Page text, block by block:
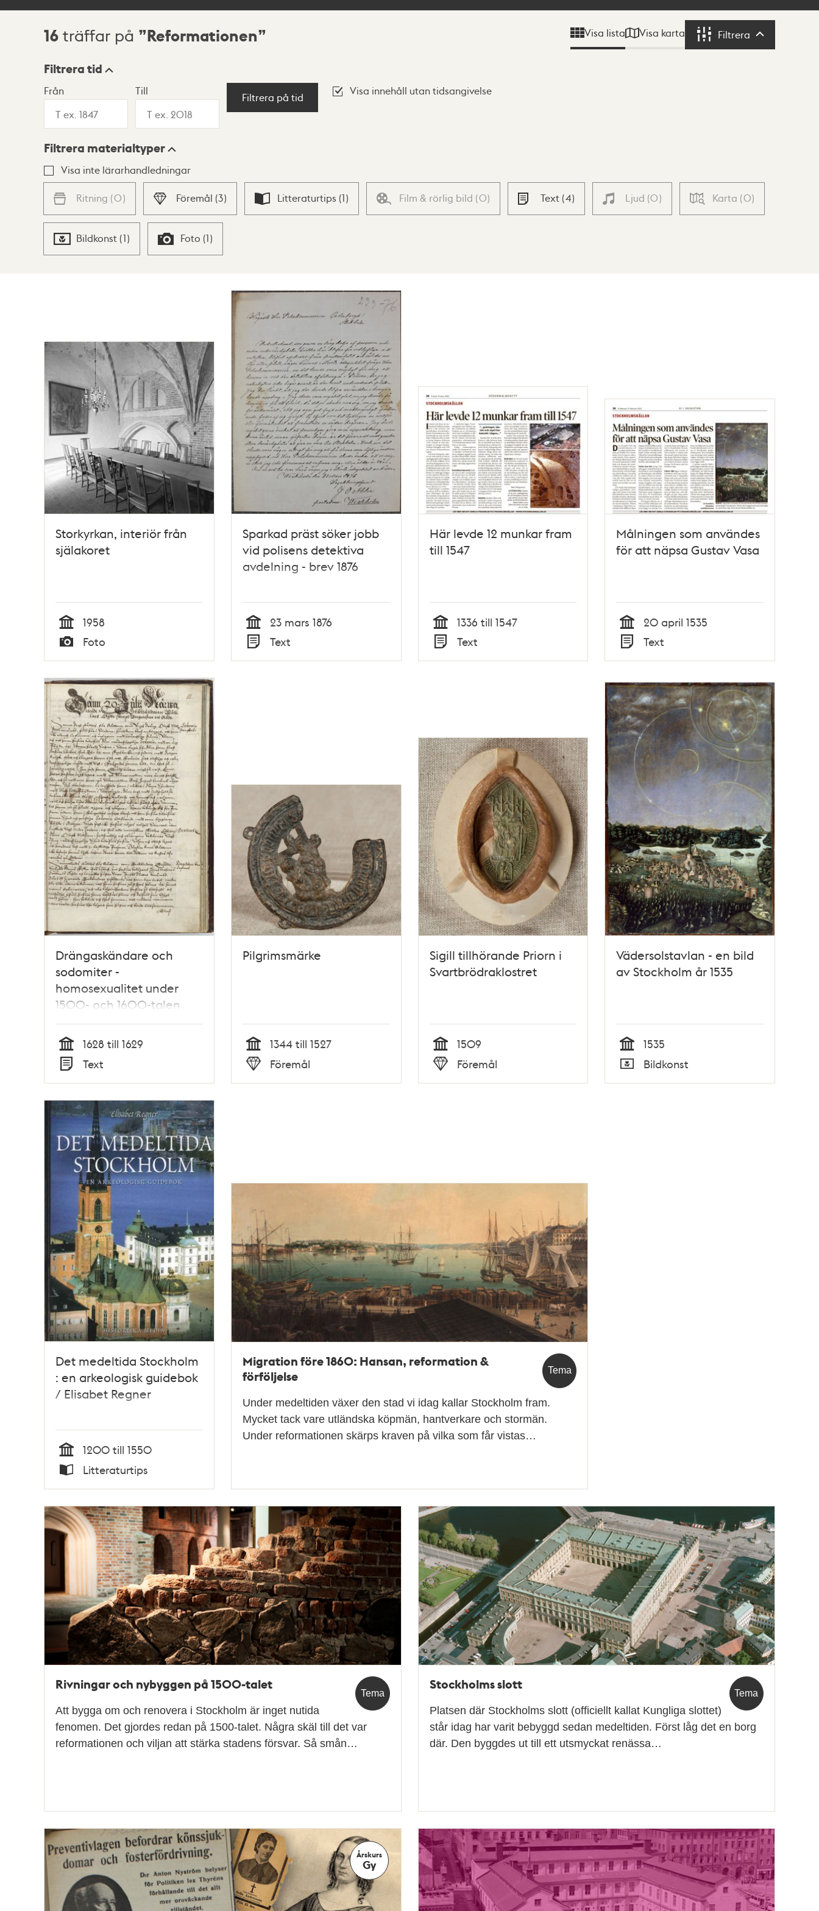
Sökresultat
16 träffar på Reformationen Visa lista Visa karta Filtrera Filtrera
Visningsläge
Lista Karta
Filtrera tid
Från Till
Filtrera på tid
Visa innehåll utan tidsangivelse
Filtrera materialtyper
Visa inte lärarhandledningar
Ritning (0) Föremål (3) Litteraturtips (1) Film & rörlig bild (0) Text (4) Ljud (0) Karta (0)
Bildkonst (1) Foto (1)
Storkyrkan, interiör från
själakoret
Tid
1958
Typ
Foto
Sparkad präst söker jobb
vid polisens detektiva
avdelning - brev 1876
Tid
23 mars 1876
Typ
Text
Här levde 12 munkar fram
till 1547
Tid
1336 till 1547
Typ
Text
Målningen som användes
för att näpsa Gustav Vasa
Tid
20 april 1535
Typ
Text
Drängaskändare och
sodomiter -
homosexualitet under
1500- och 1600-talen
Tid
1628 till 1629
Text
Pilgrimsmärke
Tid
1344 till 1527
Föremål
Sigill tillhörande Priorn i
Svartbrödraklostret
Tid
1509
Föremål
Vädersolstavlan - en bild
av Stockholm år 1535
Tid
1535
Bildkonst
Det medeltida Stockholm
: en arkeologisk guidebok
/ Elisabet Regner
Tid
1200 till 1550
Typ
Litteraturtips
Tema
Migration före 1860: Hansan, reformation &
förföljelse
Under medeltiden växer den stad vi idag kallar Stockholm fram.
Mycket tack vare utländska köpmän, hantverkare och stormän.
Under reformationen skärps kraven på vilka som får vistas…
Tema
Rivningar och nybyggen på 1500-talet
Att bygga om och renovera i Stockholm är inget nutida
fenomen. Det gjordes redan på 1500-talet. Några skäl till det var
reformationen och viljan att stärka stadens försvar. Så smån…
Tema
Stockholms slott
Platsen där Stockholms slott (officiellt kallat Kungliga slottet)
står idag har varit bebyggd sedan medeltiden. Först låg det en borg
där. Den byggdes ut till ett utsmyckat renässa…
Årskurs
Gy